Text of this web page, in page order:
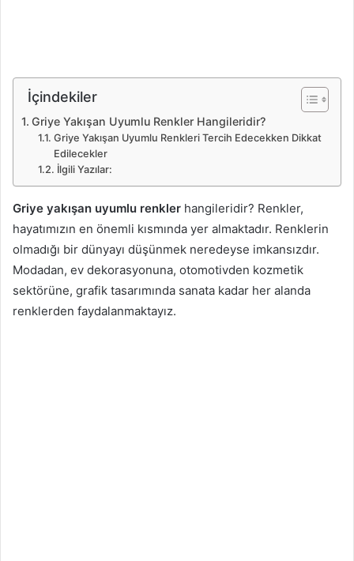
İçindekiler
Griye Yakışan Uyumlu Renkler Hangileridir?
Griye Yakışan Uyumlu Renkleri Tercih Edecekken Dikkat
Edilecekler
İlgili Yazılar:
Griye yakışan uyumlu renkler hangileridir? Renkler,
hayatımızın en önemli kısmında yer almaktadır. Renklerin
olmadığı bir dünyayı düşünmek neredeyse imkansızdır.
Modadan, ev dekorasyonuna, otomotivden kozmetik
sektörüne, grafik tasarımında sanata kadar her alanda
renklerden faydalanmaktayız.